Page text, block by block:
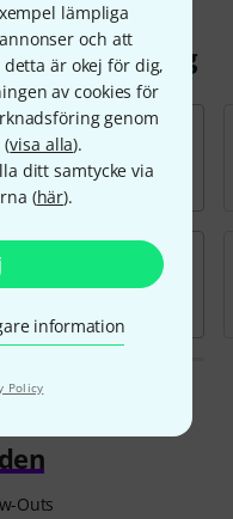
lämpliga
och att
är okej för dig,
av cookies för
genom
(visa alla).
ditt samtycke via
(här).
information
Policy
Outs